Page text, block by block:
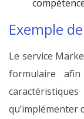
Exemple
Le service
formulaire
qu’implémenter